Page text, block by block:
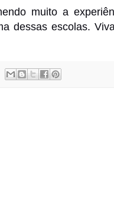
muito a
dessas escolas.